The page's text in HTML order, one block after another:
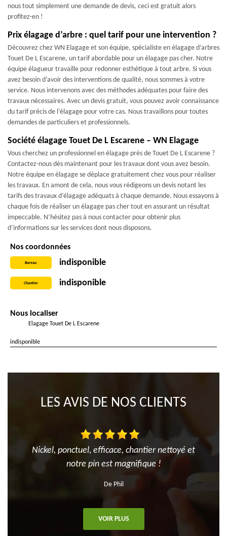
nous tout simplement une demande de devis, ceci est gratuit alors
profitez-en !
Prix élagage d’arbre : quel tarif pour une intervention ?
Découvrez chez WN Elagage et son équipe, spécialiste en élagage d’arbres
Touet De L Escarene, un tarif abordable pour un élagage pas cher. Notre
équipe élagueur travaille pour redonner esthétique à tout arbre. Si vous
avez besoin d’avoir des interventions de qualité, nous sommes à votre
service. Nous intervenons avec des méthodes adéquates pour faire des
travaux nécessaires. Avec un devis gratuit, vous pouvez avoir connaissance
du tarif précis de l’élagage pour votre cas. Nous travaillons pour toutes
demandes de particuliers et professionnels.
Société élagage Touet De L Escarene – WN Elagage
Vous cherchez un professionnel en élagage près de Touet De L Escarene ?
Contactez-nous dès maintenant pour les travaux dont vous avez besoin.
Notre équipe en élagage se déplace gratuitement chez vous pour réaliser
les travaux. En amont de cela, nous vous rédigeons un devis notant les
tarifs des travaux d’élagage adéquats à chaque demande. Nous essayons à
chaque fois de réaliser un élagage pas cher tout en assurant un résultat
impeccable. N’hésitez pas à nous contacter pour obtenir plus
d’informations sur les services dont nous disposons.
Nos coordonnées
Bureau indisponible
Chantier indisponible
Nous localiser
Elagage Touet De L Escarene
indisponible
LES AVIS DE NOS CLIENTS
Nickel, ponctuel, efficace, chantier nettoyé et
notre pin est magnifique !
De Phil
VOIR PLUS